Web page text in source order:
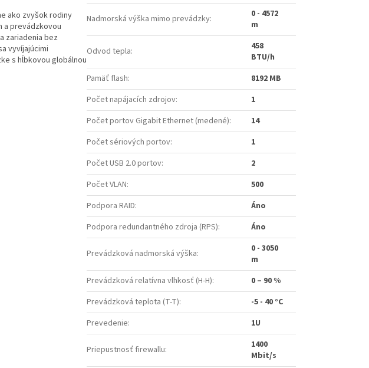
ako zvyšok rodiny
a prevádzkovou
zariadenia bez
vyvíjajúcimi
s hĺbkovou globálnou
Nadmorská výška mimo prevádzky:
0 - 4572
m
Odvod tepla:
458
BTU/h
Pamäť flash:
8192 MB
Počet napájacích zdrojov:
1
Počet portov Gigabit Ethernet (medené):
14
Počet sériových portov:
1
Počet USB 2.0 portov:
2
Počet VLAN:
500
Podpora RAID:
Áno
Podpora redundantného zdroja (RPS): Áno
Prevádzková nadmorská výška:
0 - 3050
m
Prevádzková relatívna vlhkosť (H-H):
0 – 90 %
Prevádzková teplota (T-T):
-5 - 40 °C
Prevedenie: 1U
Priepustnosť firewallu:
1400
Mbit/s